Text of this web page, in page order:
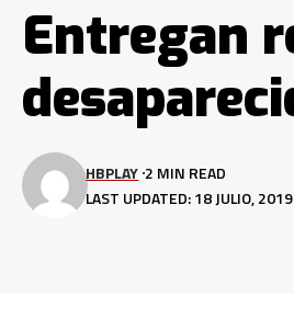
Entregan
LAST UPDATED: 18 JULIO,
HBPLAY 2 MIN READ